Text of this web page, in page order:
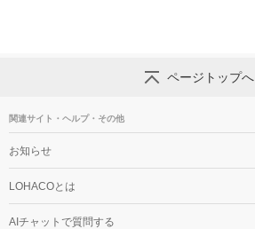
ページトップへ
関連サイト・ヘルプ・その他
お知らせ
LOHACOとは
AIチャットで質問する